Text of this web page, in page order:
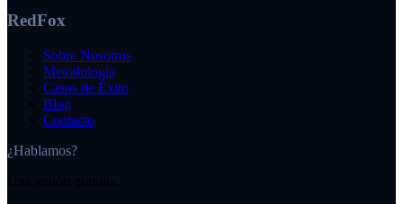
RedFox
Sobre Nosotros
Metodología
Casos de Éxito
Blog
Contacto
¿Hablamos?